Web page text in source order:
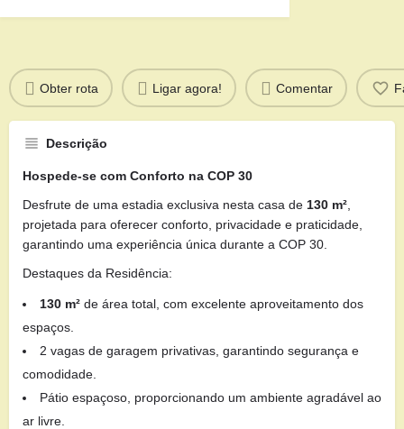
Obter rota Ligar agora! Comentar
Descrição
Hospede-se com Conforto na COP 30
Desfrute de uma estadia exclusiva nesta casa de 130 m²
projetada para oferecer conforto, privacidade e praticidade,
garantindo uma experiência única durante a COP 30.
Destaques da Residência:
130 m² de área total, com excelente aproveitamento dos
espaços.
2 vagas de garagem privativas, garantindo segurança e
comodidade.
Pátio espaçoso, proporcionando um ambiente agradável ao
ar livre.